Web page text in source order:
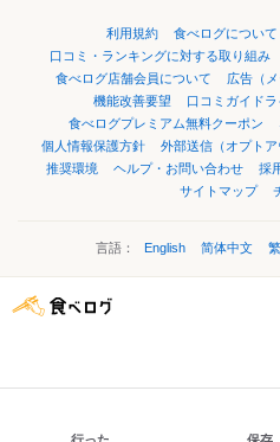
利用規約 食べログについて
口コミ・ランキングに対する取り組み
食べログ店舗会員について
広告（
機能改善要望
口コミガイドラ
食べログプレミアム無料クーポン
個人情報保護方針
外部送信（オプトア
推奨環境
ヘルプ・お問い合わせ 採
サイトマップ
言語： English 简体中文